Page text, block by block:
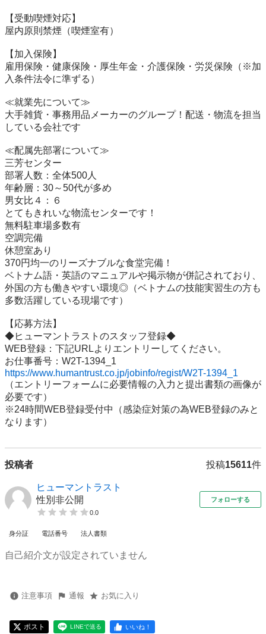
【受動喫煙対応】
屋内原則禁煙（喫煙室有）
【加入保険】
雇用保険・健康保険・厚生年金・介護保険・労災保険（※加
入条件法令に準ずる）
≪就業先について≫
大手雑貨・事務用品メーカーのグループ！配送・物流を担当
している会社です
≪配属先部署について≫
三芳センター
部署人数：全体500人
年齢層：30～50代が多め
男女比４：６
とてもきれいな物流センターです！
無料駐車場多数有
空調完備
休憩室あり
370円均一のリーズナブルな食堂完備！
ベトナム語・英語のマニュアルや掲示物が併記されており、
外国の方も働きやすい環境◎（ベトナムの技能実習生の方も
多数活躍している現場です）
【応募方法】
◆ヒューマントラストのスタッフ登録◆
WEB登録：下記URLよりエントリーしてください。
https://www.humantrust.co.jp/jobinfo/regist/W2T-1394_1
（エントリーフォームに必要情報の入力と提出書類の画像が
必要です）
※24時間WEB登録受付中（感染症対策の為WEB登録のみと
なります）
投稿者 投稿15611件
ヒューマントラスト
性別非公開
0.0
フォローする
身分証 電話番号 法人書類
自己紹介文が設定されていません
注意事項 通報 お気に入り
ポスト LINEで送る いいね！